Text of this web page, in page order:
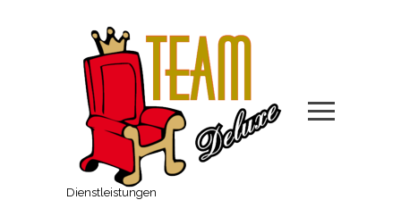
Dienstleistungen